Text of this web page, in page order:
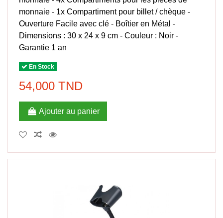
monnaie - 1x Compartiment pour billet / chèque -
Ouverture Facile avec clé - Boîtier en Métal -
Dimensions : 30 x 24 x 9 cm - Couleur : Noir -
Garantie 1 an
En Stock
54,000 TND
Ajouter au panier